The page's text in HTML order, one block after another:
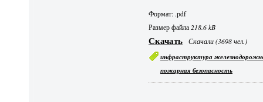
Формат: .pdf
Размер файла218.6 kB
Скачать Скачали (3698 чел.)
инфраструктура
пожарная безопасность